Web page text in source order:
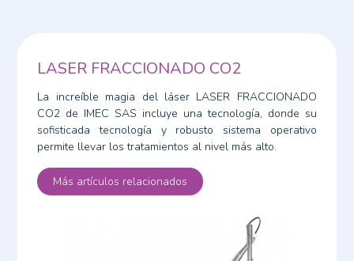
LASER FRACCIONADO CO2
La increíble magia del láser LASER FRACCIONADO
CO2 de IMEC SAS incluye una tecnología, donde su
sofisticada tecnología y robusto sistema operativo
permite llevar los tratamientos al nivel más alto.
Más artículos relacionados